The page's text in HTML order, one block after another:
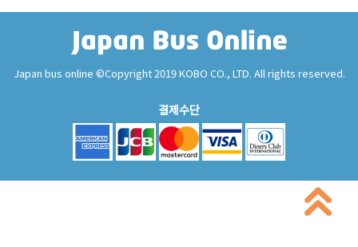
Japan bus online ©Copyright 2019 KOBO CO., LTD. All rights reserved.
결제수단